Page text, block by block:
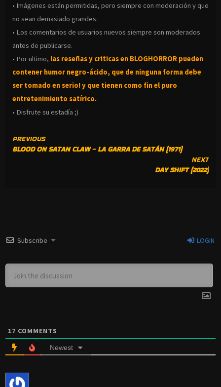
• Imágenes están permitidas, pero siempre con moderación y que
no sean demasiado grandes.
• Los comentarios de usuarios nuevos siempre son moderados
antes de publicarse.
• Por ultimo, las reseñas y criticas en BLOGHORROR pueden
contener humor negro-ácido, que de ninguna forma debe
ser tomado en serio! y que tienen como fin el puro
entretenimiento satírico.
• Disfrute su estadía ;)
CONTINUE
READING
PREVIOUS
BLOOD ON SATAN CLAW – LA GARRA DE SATÁN (1971)
NEXT
DAY SHIFT (2022)
Subscribe LOGIN
17 COMMENTS
Newest